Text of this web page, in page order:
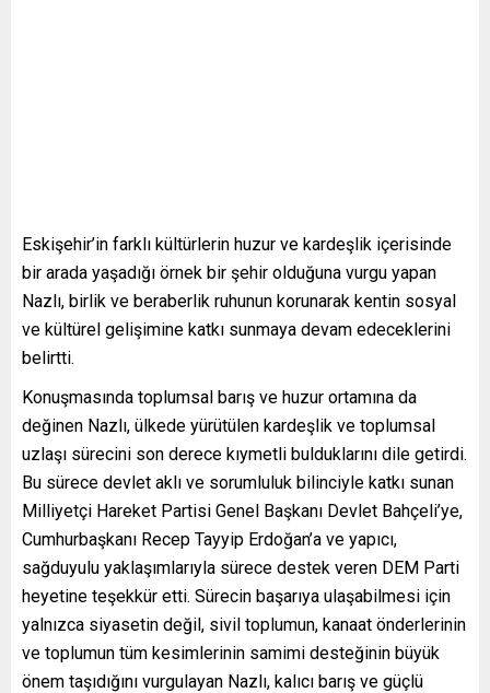
Eskişehir’in farklı kültürlerin huzur ve kardeşlik içerisinde
bir arada yaşadığı örnek bir şehir olduğuna vurgu yapan
Nazlı, birlik ve beraberlik ruhunun korunarak kentin sosyal
ve kültürel gelişimine katkı sunmaya devam edeceklerini
belirtti.
Konuşmasında toplumsal barış ve huzur ortamına da
değinen Nazlı, ülkede yürütülen kardeşlik ve toplumsal
uzlaşı sürecini son derece kıymetli bulduklarını dile getirdi.
Bu sürece devlet aklı ve sorumluluk bilinciyle katkı sunan
Milliyetçi Hareket Partisi Genel Başkanı Devlet Bahçeli’ye,
Cumhurbaşkanı Recep Tayyip Erdoğan’a ve yapıcı,
sağduyulu yaklaşımlarıyla sürece destek veren DEM Parti
heyetine teşekkür etti. Sürecin başarıya ulaşabilmesi için
yalnızca siyasetin değil, sivil toplumun, kanaat önderlerinin
ve toplumun tüm kesimlerinin samimi desteğinin büyük
önem taşıdığını vurgulayan Nazlı, kalıcı barış ve güçlü